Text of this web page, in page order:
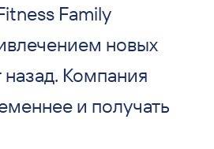
Family
новых
назад. Компания
и получать